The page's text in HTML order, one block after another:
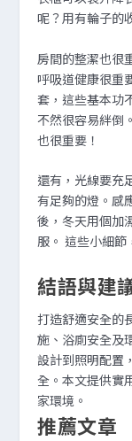
呢？用有輪子的
房間的整潔也很
呼吸道健康很重
套，這些基本功
不然很容易絆倒
也很重要！
還有，光線要充
有足夠的燈。感
後，冬天用個加
服。 這些小細節
結語與建
打造舒適安全的
施、浴廁安全及
設計到照明配置
全。本文提供實
家環境。
推薦文章